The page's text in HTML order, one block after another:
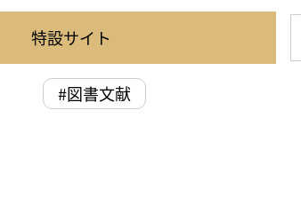
特設サイト
#図書文献